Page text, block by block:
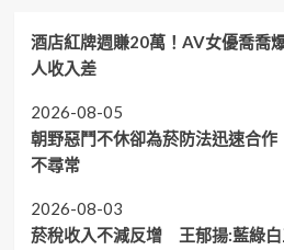
酒店紅牌週賺20萬！AV女優喬喬
人收入差
2026-08-05
朝野惡鬥不休卻為菸防法迅速合
不尋常
2026-08-03
菸稅收入不減反增 王郁揚:藍綠白